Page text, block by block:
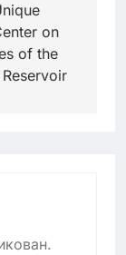
on
of the